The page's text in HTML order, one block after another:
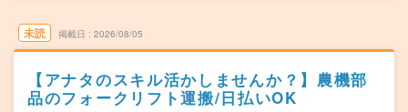
未読 掲載日 2026/08/05
【アナタのスキル活かしませんか？】農機部
品のフォークリフト運搬/日払いOK